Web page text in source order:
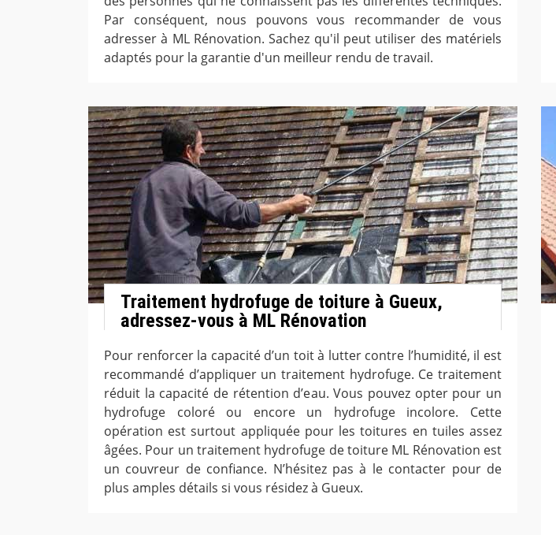
Par conséquent, nous pouvons vous recommander de vous
adresser à ML Rénovation. Sachez qu'il peut utiliser des matériels
adaptés pour la garantie d'un meilleur rendu de travail.
Traitement hydrofuge de toiture à Gueux,
adressez-vous à ML Rénovation
Pour renforcer la capacité d’un toit à lutter contre l’humidité, il est
recommandé d’appliquer un traitement hydrofuge. Ce traitement
réduit la capacité de rétention d’eau. Vous pouvez opter pour un
hydrofuge coloré ou encore un hydrofuge incolore. Cette
opération est surtout appliquée pour les toitures en tuiles assez
âgées. Pour un traitement hydrofuge de toiture ML Rénovation est
un couvreur de confiance. N’hésitez pas à le contacter pour de
plus amples détails si vous résidez à Gueux.